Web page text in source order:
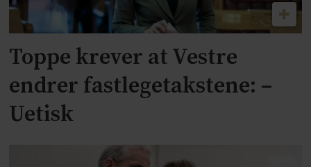
Toppe krever at Vestre
endrer fastlegetakstene: –
Uetisk